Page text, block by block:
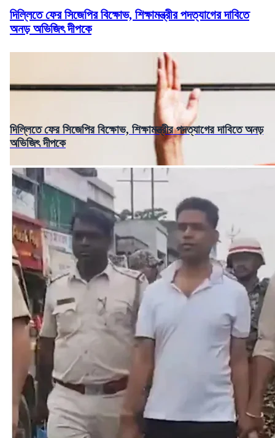
দিল্লিতে ফের সিজেপির বিক্ষোভ, শিক্ষামন্ত্রীর পদত্যাগের দাবিতে
অনড় অভিজিৎ দীপকে
দিল্লিতে ফের সিজেপির বিক্ষোভ, শিক্ষামন্ত্রীর পদত্যাগের দাবিতে অনড়
অভিজিৎ দীপকে